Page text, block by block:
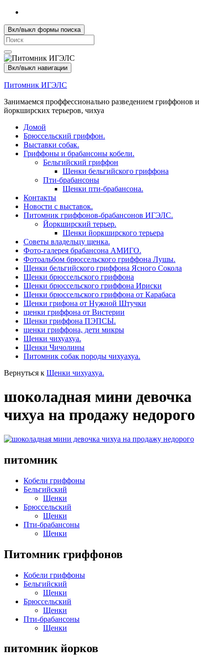
Вкл/выкл формы поиска
Search
for:
Вкл/выкл навигации
Питомник ИГЭЛС
Занимаемся проффессионально разведением гриффонов и
йоркширских терьеров, чихуа
Домой
Брюссельский гриффон.
Выставки собак.
Гриффоны и брабансоны кобели.
Бельгийский гриффон
Щенки бельгийского гриффона
Пти-брабансоны
Щенки пти-брабансона.
Контакты
Новости с выставок.
Питомник гриффонов-брабансонов ИГЭЛС.
Йоркширский терьер.
Щенки йоркширского терьера
Советы владельцу щенка.
Фото-галерея брабансона АМИГО.
Фотоальбом брюссельского гриффона Лушы.
Щенки бельгийского гриффона Ясного Сокола
Щенки брюссельского гриффона
Щенки брюссельского гриффона Ириски
Щенки брюссельского гриффона от Карабаса
Щенки грифона от Нужной Штучки
щенки гриффона от Вистерии
Щенки гриффона ПЭПСЫ.
щенки гриффона, дети микры
Щенки чихуахуа.
Щенки Чичолины
Питомник собак породы чихуахуа.
Вернуться к Щенки чихуахуа.
шоколадная мини девочка
чихуа на продажу недорого
питомник
Кобели гриффоны
Бельгийский
Щенки
Брюссельский
Щенки
Пти-брабансоны
Щенки
Питомник гриффонов
Кобели гриффоны
Бельгийский
Щенки
Брюссельский
Щенки
Пти-брабансоны
Щенки
питомник йорков